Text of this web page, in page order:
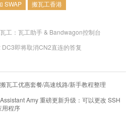
SWAP 搬瓦工香港
工：瓦工助手 & Bandwagon控制台
即将取消CN2直连的答复
瓦工优惠套餐/高速线路/新手教程整理
Amy 重磅更新升级：可以更改 SSH
用程序